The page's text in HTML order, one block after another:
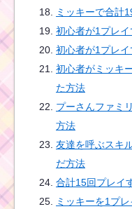
ミッキーで合計
初心者が1プレ
初心者が1プレ
初心者がミッキ
た方法
プーさんファミ
方法
友達を呼ぶスキ
だ方法
合計15回プレイ
ミッキーを1プ